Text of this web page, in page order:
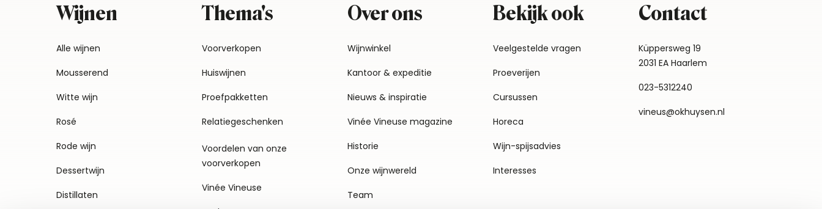
Wijnen
Alle wijnen
Mousserend
Witte wijn
Rosé
Rode wijn
Dessertwijn
Distillaten
Thema's
Voorverkopen
Huiswijnen
Proefpakketten
Relatiegeschenken
Voordelen van onze
voorverkopen
Vinée Vineuse
Over ons
Wijnwinkel
Kantoor & expeditie
Nieuws & inspiratie
Vinée Vineuse magazine
Historie
Onze wijnwereld
Team
Bekijk ook
Veelgestelde vragen
Proeverijen
Cursussen
Horeca
Wijn-spijsadvies
Interesses
Contact
Küppersweg 19
2031 EA Haarlem
023-5312240
vineus@okhuysen.nl